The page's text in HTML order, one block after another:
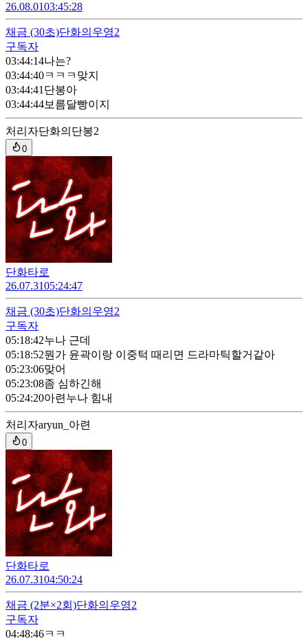
26.08.0103:45:28
채금 (30초)단화의우영2
구독자
03:44:14나는?
03:44:40ㅋㅋㅋ맞지
03:44:41 단봉아
03:44:44보름달빵이지
처리자단화의단봉2
0
단화타로
26.07.3105:24:47
채금 (30초)단화의우영2
구독자
05:18:42누나 근데
05:18:52뭔가 윤곽이랑 이중턱 때리면 드라마틱할거같아
05:23:06맞어
05:23:08좀 심하긴해
05:24:20아련누나 힘내
처리자aryun_아련
0
단화타로
26.07.3104:50:24
채금 (2분×2회)단화의우영2
구독자
04:48:46ㅋㅋ